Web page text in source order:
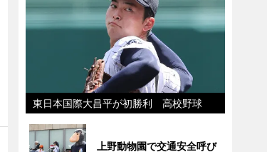
東日本国際大昌平が初勝利 高校野球
上野動物園で交通安全呼び